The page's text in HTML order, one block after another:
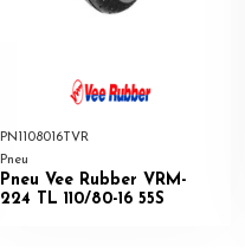
PN1108016TVR
Pneu
Pneu Vee Rubber VRM-
224 TL 110/80-16 55S